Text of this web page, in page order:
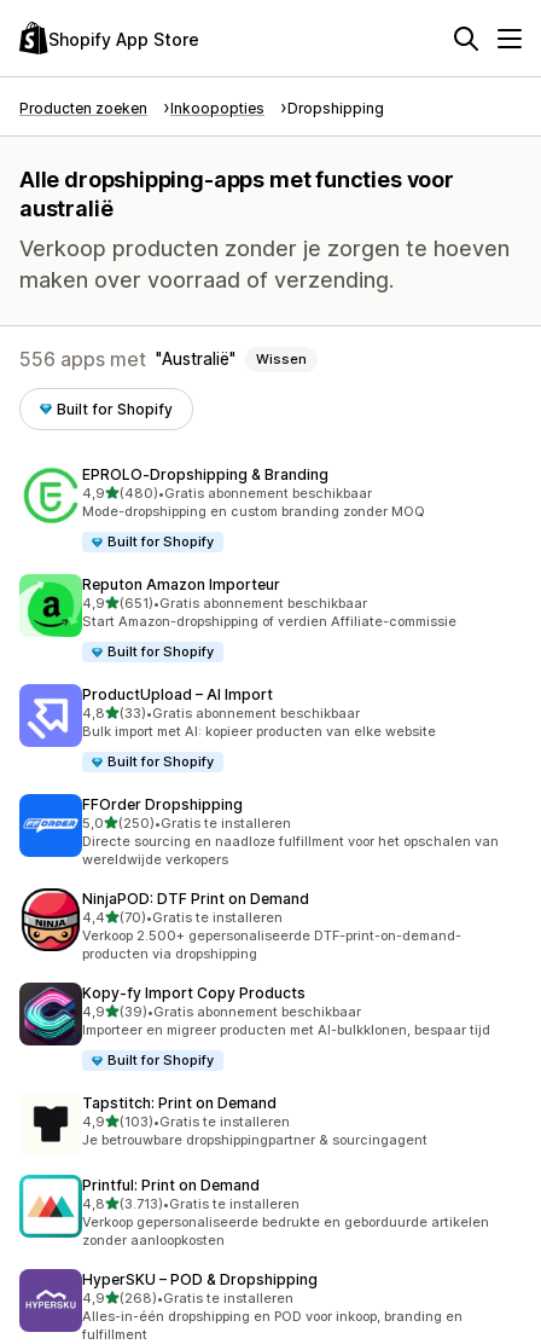
Shopify App Store
Producten zoeken Inkoopopties Dropshipping
Alle dropshipping-apps met functies voor
australië
Verkoop producten zonder je zorgen te hoeven
maken over voorraad of verzending.
556 apps met Australië Wissen
Built for Shopify
EPROLO‑Dropshipping & Branding
4,9van 5 sterren
(480)
480 recensies in totaal
•Gratis abonnement beschikbaar
Mode-dropshipping en custom branding zonder MOQ
Built for Shopify
Reputon Amazon Importeur
4,9van 5 sterren
(651)
651 recensies in totaal
•Gratis abonnement beschikbaar
Start Amazon-dropshipping of verdien Affiliate-commissie
Built for Shopify
ProductUpload – AI Import
4,8van 5 sterren
(33)
33 recensies in totaal
•Gratis abonnement beschikbaar
Bulk import met AI: kopieer producten van elke website
Built for Shopify
FFOrder Dropshipping
5,0van 5 sterren
(250)
250 recensies in totaal
•Gratis te installeren
Directe sourcing en naadloze fulfillment voor het opschalen van
wereldwijde verkopers
NinjaPOD: DTF Print on Demand
4,4van 5 sterren
(70)
70 recensies in totaal
•Gratis te installeren
Verkoop 2.500+ gepersonaliseerde DTF-print-on-demand-
producten via dropshipping
Kopy‑fy Import Copy Products
4,9van 5 sterren
(39)
39 recensies in totaal
•Gratis abonnement beschikbaar
Importeer en migreer producten met AI-bulkklonen, bespaar tijd
Built for Shopify
Tapstitch: Print on Demand
4,9van 5 sterren
(103)
103 recensies in totaal
•Gratis te installeren
Je betrouwbare dropshippingpartner & sourcingagent
Printful: Print on Demand
4,8van 5 sterren
(3.713)
3713 recensies in totaal
•Gratis te installeren
Verkoop gepersonaliseerde bedrukte en geborduurde artikelen
zonder aanloopkosten
HyperSKU – POD & Dropshipping
4,9van 5 sterren
(268)
268 recensies in totaal
•Gratis te installeren
Alles-in-één dropshipping en POD voor inkoop, branding en
fulfillment